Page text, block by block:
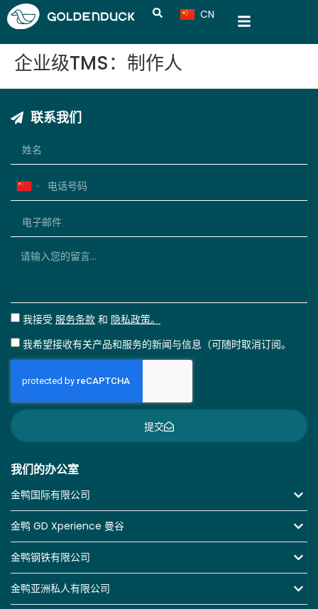
CN
VN
企业级TMS：制作人
我们的办公室
金鸭国际有限公司
金鸭 GD Xperience 曼谷
金鸭钢铁有限公司
金鸭亚洲私人有限公司
联系我们
China
我接受 服务条款 和 隐私政策。
我希望接收有关产品和服务的新闻与信息（可随时取消订阅。
提交